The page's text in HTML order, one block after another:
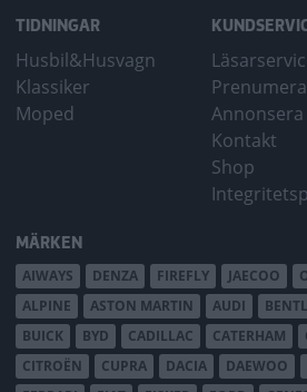
TIDNINGAR
Husbil&Husvagn
Klassiker
Moped
Prenumera
Annonsera
Kontakt
Shop
MÄRKEN
AIWAYS DENZA FIREFLY JAECOO
ALPINE
ASTON MARTIN AUDI
BUICK
BYD CADILLAC CATERHAM
CITROËN
CUPRA DACIA DAEWOO